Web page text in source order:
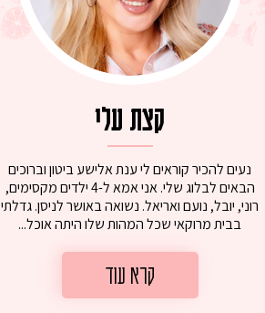
קצת עלי
נעים להכיר קוראים לי ענת אלישע ביטון וברוכים
הבאים לבלוג שלי. אני אמא ל-4 ילדים מקסימים,
רוני, יובל, נועם ואריאל. נשואה באושר לניסן. גדלתי
בבית מרוקאי שכל המהות שלו היתה אוכל...
קרא עוד